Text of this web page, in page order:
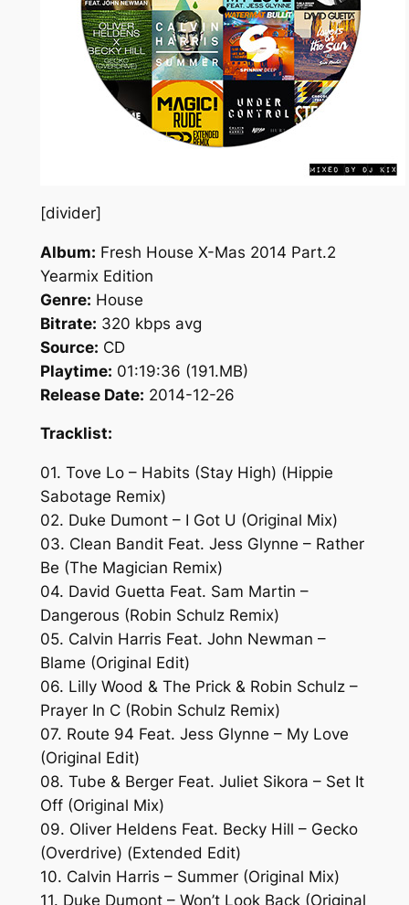
[divider]
Album: Fresh House X-Mas 2014 Part.2
Yearmix Edition
Genre: House
Bitrate: 320 kbps avg
Source: CD
Playtime: 01:19:36 (191.MB)
Release Date: 2014-12-26
Tracklist:
01. Tove Lo – Habits (Stay High) (Hippie
Sabotage Remix)
02. Duke Dumont – I Got U (Original Mix)
03. Clean Bandit Feat. Jess Glynne – Rather
Be (The Magician Remix)
04. David Guetta Feat. Sam Martin –
Dangerous (Robin Schulz Remix)
05. Calvin Harris Feat. John Newman –
Blame (Original Edit)
06. Lilly Wood & The Prick & Robin Schulz –
Prayer In C (Robin Schulz Remix)
07. Route 94 Feat. Jess Glynne – My Love
(Original Edit)
08. Tube & Berger Feat. Juliet Sikora – Set It
Off (Original Mix)
09. Oliver Heldens Feat. Becky Hill – Gecko
(Overdrive) (Extended Edit)
10. Calvin Harris – Summer (Original Mix)
11. Duke Dumont – Won’t Look Back (Original